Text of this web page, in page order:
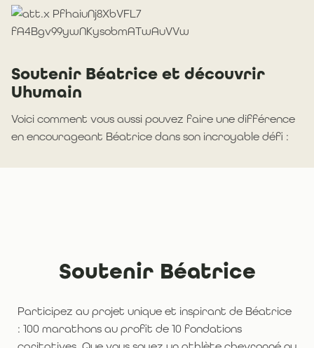
Soutenir Béatrice et découvrir
Uhumain
Voici comment vous aussi pouvez faire une différence
en encourageant Béatrice dans son incroyable défi :
Soutenir Béatrice
Participez au projet unique et inspirant de Béatrice
: 100 marathons au profit de 10 fondations